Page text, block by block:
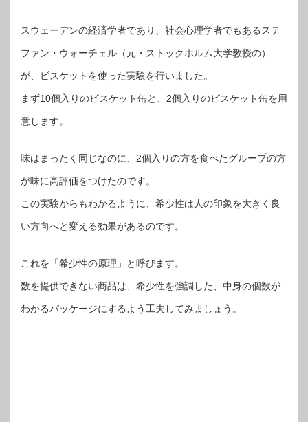
スウェーデンの経済学者であり、社会心理学者でもあるステ
ファン・ウォーチェル（元・ストックホルム大学教授の）
が、ビスケットを使った実験を行いました。
まず10個入りのビスケット缶と、2個入りのビスケット缶を用
意します。
味はまったく同じなのに、2個入りの方を食べたグループの方
が味に高評価をつけたのです。
この実験からもわかるように、希少性は人の印象を大きく良
い方向へと変える効果があるのです。
これを「希少性の原理」と呼びます。
数を提供できない商品は、希少性を強調した、中身の個数が
わかるパッケージにするよう工夫してみましょう。